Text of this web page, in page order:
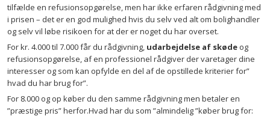
tilfælde en refusionsopgørelse, men har ikke erfaren rådgivning med
i prisen – det er en god mulighed hvis du selv ved alt om bolighandler
og selv vil løbe risikoen for at der er noget du har overset.
For kr. 4.000 til 7.000 får du rådgivning, udarbejdelse af skøde og
refusionsopgørelse, af en professionel rådgiver der varetager dine
interesser og som kan opfylde en del af de opstillede kriterier for”
hvad du har brug for”.
For 8.000 og op køber du den samme rådgivning men betaler en
”præstige pris” herfor.Hvad har du som ”almindelig ”køber brug for: